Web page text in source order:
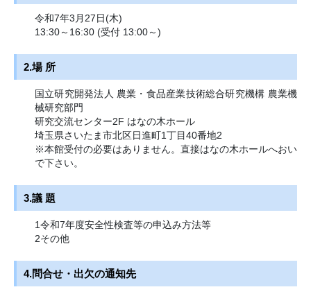
令和7年3月27日(木)
13:30～16:30 (受付 13:00～)
2.場 所
国立研究開発法人 農業・食品産業技術総合研究機構 農業機
械研究部門
研究交流センター2F はなの木ホール
埼玉県さいたま市北区日進町1丁目40番地2
※本館受付の必要はありません。直接はなの木ホールへおい
で下さい。
3.議 題
1令和7年度安全性検査等の申込み方法等
2その他
4.問合せ・出欠の通知先